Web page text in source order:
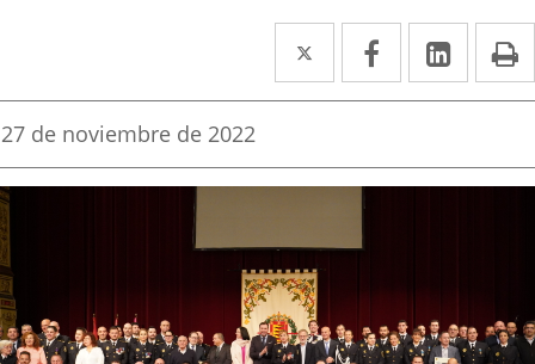
Twitter
Enlace
a
aplicación
externa.
Facebook
Enlace
a
aplicación
Enlace
a
Fecha
la
noticia
27 de noviembre de 2022